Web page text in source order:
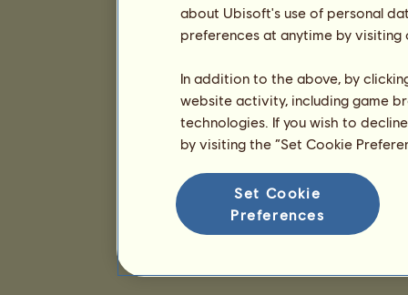
about Ubisoft's use of personal
preferences at anytime by
In addition to the above, by
website activity, including game
technologies. If you wish to
by visiting the “Set Cookie
Set Cookie
Preferences